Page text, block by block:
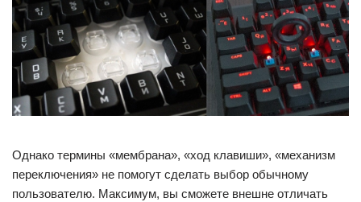
Однако термины «мембрана», «ход клавиши», «механизм
переключения» не помогут сделать выбор обычному
пользователю. Максимум, вы сможете внешне отличать